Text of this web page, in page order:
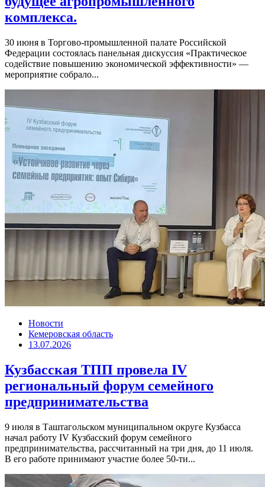
комплекса.
30 июня в Торгово-промышленной палате Российской
Федерации состоялась панельная дискуссия «Практическое
содействие повышению экономической эффективности» —
мероприятие собрало...
Новости
Кемеровская область
13.07.2026
Кузбасская ТПП провела IV
региональный форум семейного
предпринимательства
9 июля в Таштагольском муниципальном округе Кузбасса
начал работу IV Кузбасский форум семейного
предпринимательства, рассчитанный на три дня, до 11 июля.
В его работе принимают участие более 50-ти...